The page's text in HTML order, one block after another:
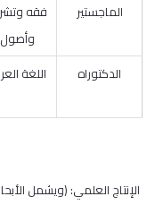
الماجستير
فقه
وأصول
الدكتوراه اللغة
الإنتاج العلمي: (ويشمل